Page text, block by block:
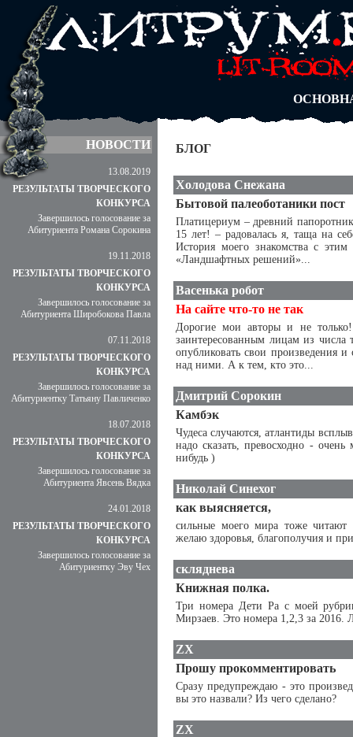
АВТОРЫ
БЛОГИ
АБИТУРА
НОВОСТИ
13.08.2019
РЕЗУЛЬТАТЫ ТВОРЧЕСКОГО
КОНКУРСА
Завершилось голосование за
Абитуриента Романа Сорокина
19.11.2018
РЕЗУЛЬТАТЫ ТВОРЧЕСКОГО
КОНКУРСА
Завершилось голосование за
Абитуриента Широбокова Павла
07.11.2018
РЕЗУЛЬТАТЫ ТВОРЧЕСКОГО
КОНКУРСА
Завершилось голосование за
Абитуриентку Татьяну Павличенко
18.07.2018
РЕЗУЛЬТАТЫ ТВОРЧЕСКОГО
КОНКУРСА
Завершилось голосование за
Абитуриента Явсень Вядка
24.01.2018
РЕЗУЛЬТАТЫ ТВОРЧЕСКОГО
КОНКУРСА
Завершилось голосование за
Абитуриентку Эву Чех
БЛОГ
Холодова Снежана
Бытовой палеоботаники пост
Платицериум – древний
15 лет! – радовалась я, таща на
История моего знакомства с
«Ландшафтных решений»...
Васенька робот
На сайте что-то не так
Дорогие мои авторы и не
заинтересованным лицам из числа
опубликовать свои произведения
над ними. А к тем, кто это...
Дмитрий Сорокин
Камбэк
Чудеса случаются, атлантиды
надо сказать, превосходно -
нибудь )
Николай Синехог
как выясняется,
сильные моего мира тоже читают
желаю здоровья, благополучия и
скляднева
Книжная полка.
Три номера Дети Ра с моей
Мирзаев. Это номера 1,2,3 за 2016.
ZX
Прошу прокомментировать
Сразу предупреждаю - это
вы это назвали? Из чего сделано?
ZX